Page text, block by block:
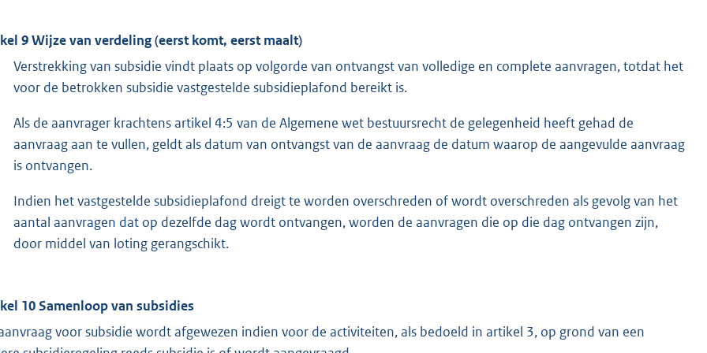
9 Wijze van verdeling (eerst komt, eerst maalt)
Verstrekking van subsidie vindt plaats op volgorde van ontvangst van volledige en complete aanvragen, totdat het
voor de betrokken subsidie vastgestelde subsidieplafond bereikt is.
Als de aanvrager krachtens artikel 4:5 van de Algemene wet bestuursrecht de gelegenheid heeft gehad de
aanvraag aan te vullen, geldt als datum van ontvangst van de aanvraag de datum waarop de aangevulde aanvraag
is ontvangen.
Indien het vastgestelde subsidieplafond dreigt te worden overschreden of wordt overschreden als gevolg van het
aantal aanvragen dat op dezelfde dag wordt ontvangen, worden de aanvragen die op die dag ontvangen zijn,
door middel van loting gerangschikt.
10 Samenloop van subsidies
voor subsidie wordt afgewezen indien voor de activiteiten, als bedoeld in artikel 3, op grond van een